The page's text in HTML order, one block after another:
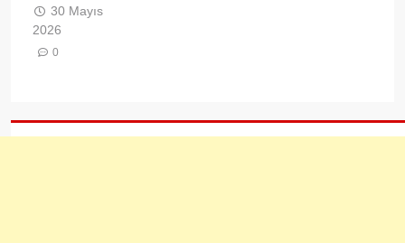
30 Mayıs
2026
0